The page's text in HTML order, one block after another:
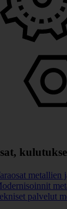
metallien
palvelut